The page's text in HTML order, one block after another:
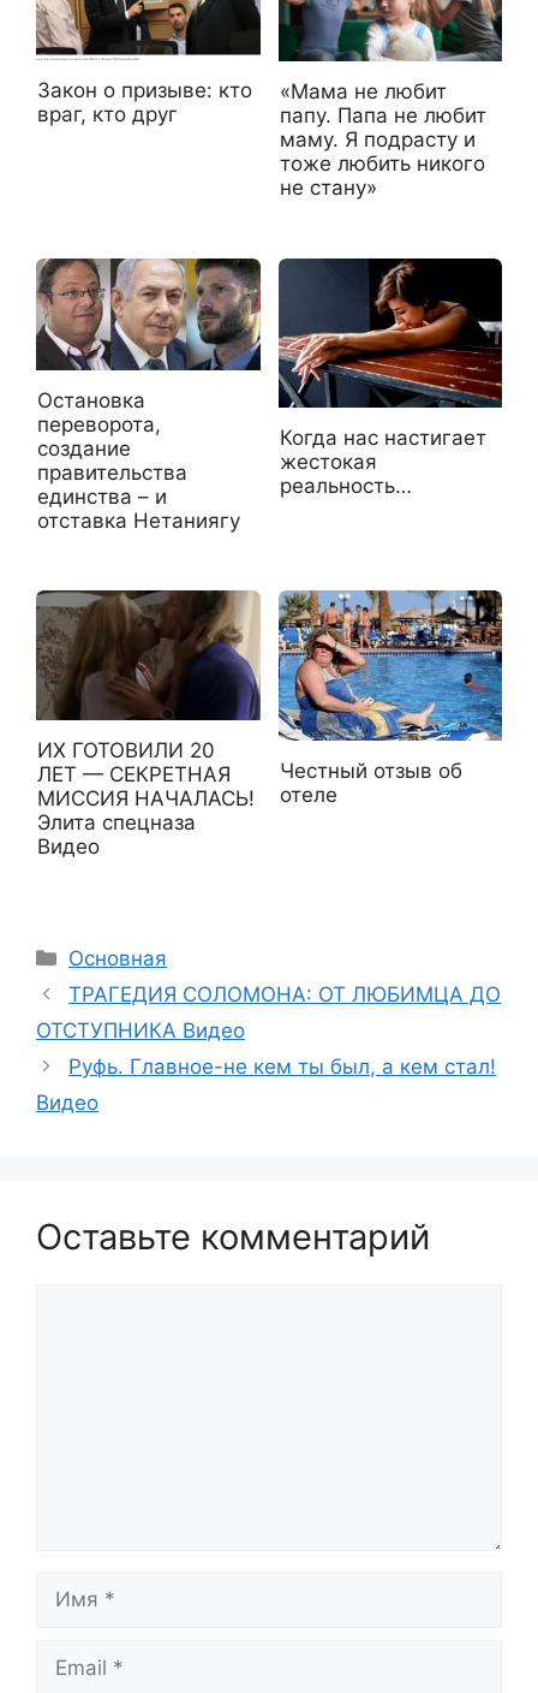
Закон о призыве: кто
враг, кто друг
«Мама не любит
папу. Папа не любит
маму. Я подрасту и
тоже любить никого
не стану»
Остановка
переворота,
создание
правительства
единства – и
отставка Нетаниягу
Когда нас настигает
жестокая
реальность…
ИХ ГОТОВИЛИ 20
ЛЕТ — СЕКРЕТНАЯ
МИССИЯ НАЧАЛАСЬ!
Элита спецназа
Видео
Честный отзыв об
отеле
Рубрики
Основная
ТРАГЕДИЯ СОЛОМОНА: ОТ ЛЮБИМЦА ДО
ОТСТУПНИКА Видео
Руфь. Главное-не кем ты был, а кем стал!
Видео
Оставьте комментарий